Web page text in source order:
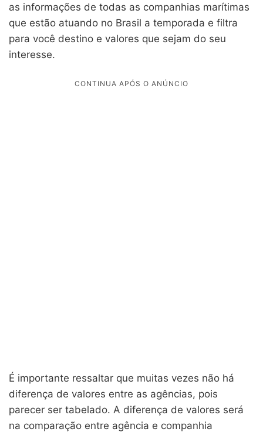
as informações de todas as companhias marítimas
que estão atuando no Brasil a temporada e filtra
para você destino e valores que sejam do seu
interesse.
É importante ressaltar que muitas vezes não há
diferença de valores entre as agências, pois
parecer ser tabelado. A diferença de valores será
na comparação entre agência e companhia